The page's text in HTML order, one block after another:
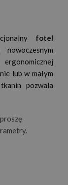
fotel
lub w małym
pozwala